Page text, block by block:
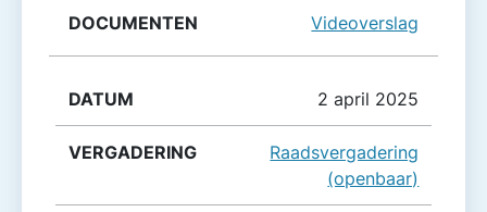
Videoverslag
2 april 2025
Raadsvergadering
(openbaar)